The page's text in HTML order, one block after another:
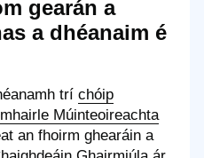
gearán a
a dhéanaim é
trí chóip
Múinteoireachta
an fhoirm ghearáin a